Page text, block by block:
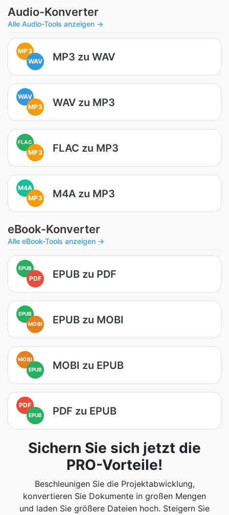
Audio-Konverter
Alle Audio-Tools anzeigen →
MP3
WAV
MP3 zu WAV
WAV
MP3
WAV zu MP3
FLAC
MP3 FLAC zu MP3
M4A
MP3
M4A zu MP3
eBook-Konverter
Alle eBook-Tools anzeigen →
EPUB
PDF EPUB zu PDF
EPUB
MOBI
EPUB zu MOBI
MOBI
EPUB
MOBI zu EPUB
PDF
EPUB PDF zu EPUB
Sichern Sie sich jetzt die
PRO-Vorteile!
Beschleunigen Sie die Projektabwicklung,
konvertieren Sie Dokumente in großen Mengen
und laden Sie größere Dateien hoch. Steigern Sie